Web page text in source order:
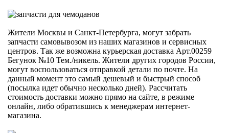
Жители Москвы и Санкт-Петербурга, могут забрать
запчасти самовывозом из наших магазинов и сервисных
центров. Так же возможна курьерская доставка Арт.00259
Бегунок №10 Тем./никель. Жители других городов России,
могут воспользоваться отправкой детали по почте. На
данный момент это самый дешевый и быстрый способ
(посылка идет обычно несколько дней). Рассчитать
стоимость доставки можно прямо на сайте, в режиме
онлайн, либо обратившись к менеджерам интернет-
магазина.